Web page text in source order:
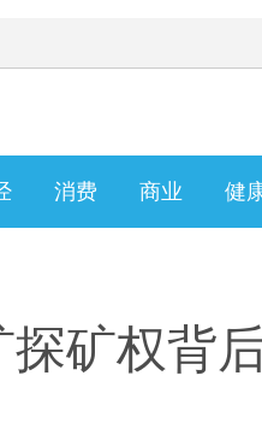
消费 商业 健
探矿权背